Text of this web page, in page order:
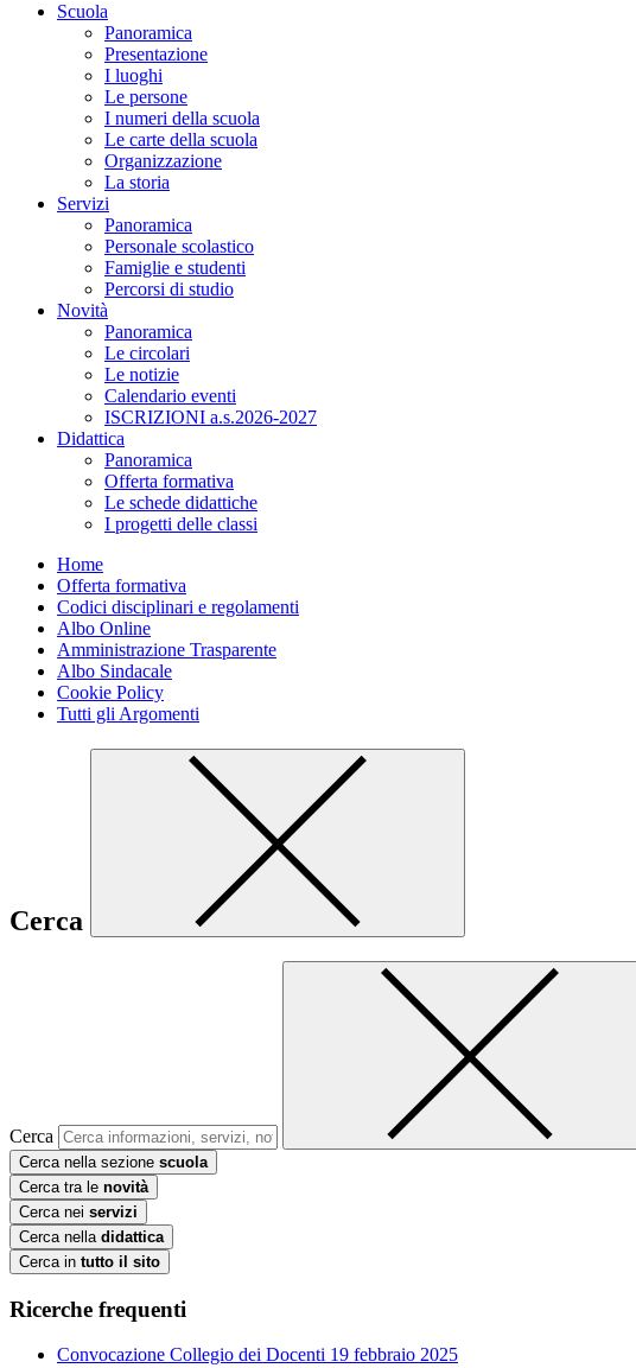
Scuola
Panoramica
Presentazione
I luoghi
Le persone
I numeri della scuola
Le carte della scuola
Organizzazione
La storia
Servizi
Panoramica
Personale scolastico
Famiglie e studenti
Percorsi di studio
Novità
Panoramica
Le circolari
Le notizie
Calendario eventi
ISCRIZIONI a.s.2026-2027
Didattica
Panoramica
Offerta formativa
Le schede didattiche
I progetti delle classi
Home
Offerta formativa
Codici disciplinari e regolamenti
Albo Online
Amministrazione Trasparente
Albo Sindacale
Cookie Policy
Tutti gli Argomenti
Cerca
Cerca
Cerca nella sezione scuola
Cerca tra le novità
Cerca nei servizi
Cerca nella didattica
Cerca in tutto il sito
Ricerche frequenti
Convocazione Collegio dei Docenti 19 febbraio 2025